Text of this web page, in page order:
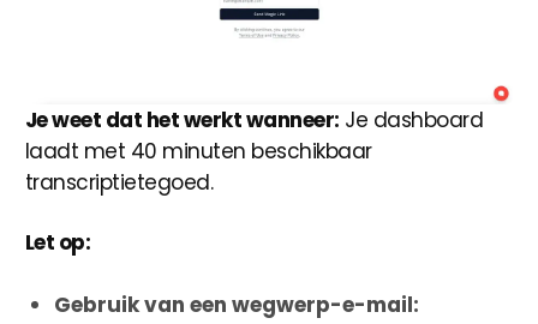
Je weet dat het werkt wanneer: Je dashboard
laadt met 40 minuten beschikbaar
transcriptietegoed.
Let op:
Gebruik van een wegwerp-e-mail: